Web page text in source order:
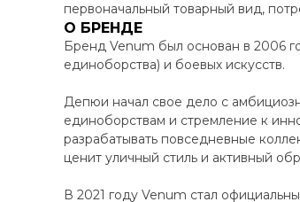
первоначальный товарный вид,
О БРЕНДЕ
Бренд Venum был основан в 2006
единоборства) и боевых искусств.
Депюи начал свое дело с
единоборствам и стремление к
разрабатывать повседневные
ценит уличный стиль и активный
В 2021 году Venum стал